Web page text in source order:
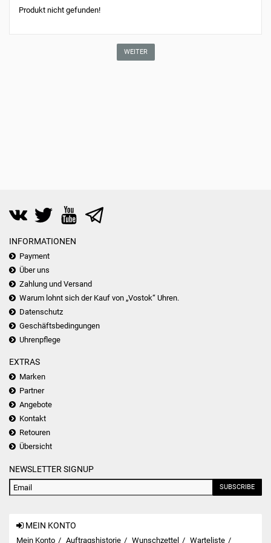
Produkt nicht gefunden!
WEITER
INFORMATIONEN
Payment
Über uns
Zahlung und Versand
Warum lohnt sich der Kauf von „Vostok“ Uhren.
Datenschutz
Geschäftsbedingungen
Uhrenpflege
EXTRAS
Marken
Partner
Angebote
Kontakt
Retouren
Übersicht
NEWSLETTER SIGNUP
SUBSCRIBE
MEIN KONTO
Mein Konto Auftragshistorie Wunschzettel Warteliste